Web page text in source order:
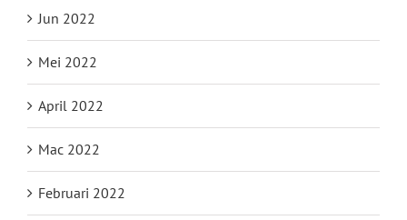
Jun 2022
Mei 2022
April 2022
Mac 2022
Februari 2022